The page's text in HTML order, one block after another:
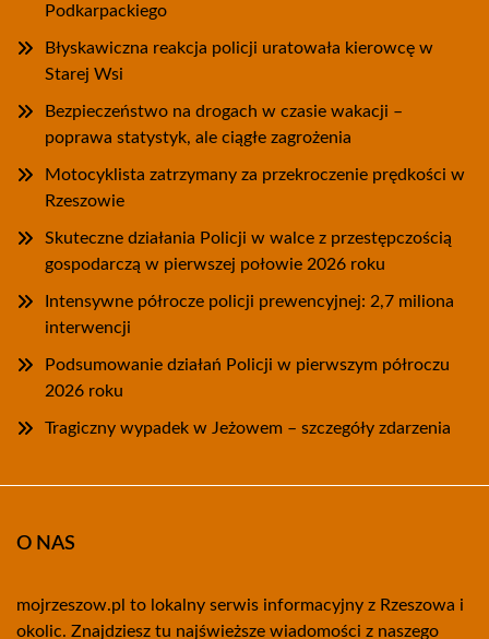
Podkarpackiego
Błyskawiczna reakcja policji uratowała kierowcę w
Starej Wsi
Bezpieczeństwo na drogach w czasie wakacji –
poprawa statystyk, ale ciągłe zagrożenia
Motocyklista zatrzymany za przekroczenie prędkości w
Rzeszowie
Skuteczne działania Policji w walce z przestępczością
gospodarczą w pierwszej połowie 2026 roku
Intensywne półrocze policji prewencyjnej: 2,7 miliona
interwencji
Podsumowanie działań Policji w pierwszym półroczu
2026 roku
Tragiczny wypadek w Jeżowem – szczegóły zdarzenia
O NAS
mojrzeszow.pl to lokalny serwis informacyjny z Rzeszowa i
okolic. Znajdziesz tu najświeższe wiadomości z naszego